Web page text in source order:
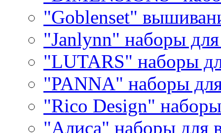
"Goblenset"
"Janlynn" наборы
"LUTARS" наборы
"PANNA" наборы
"Rico Design"
"Алиса" наборы для